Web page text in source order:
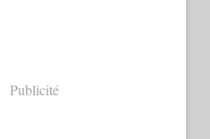
Publicité